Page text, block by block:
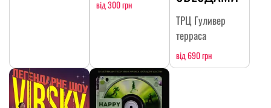
від 300 грн
ТРЦ Гуливер
терраса
від 690 грн